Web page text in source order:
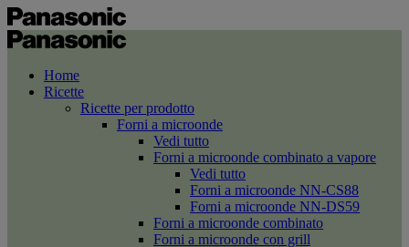
Home
Ricette
Ricette per prodotto
Forni a microonde
Vedi tutto
Forni a microonde combinato a vapore
Vedi tutto
Forni a microonde NN-CS88
Forni a microonde NN-DS59
Forni a microonde combinato
Forni a microonde con grill